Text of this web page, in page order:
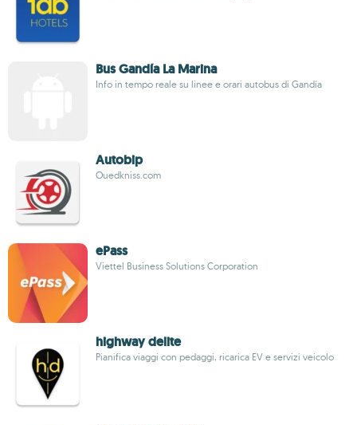
Bus Gandía La Marina
Info in tempo reale su linee e orari autobus di Gandía
Autobip
Ouedkniss.com
ePass
Viettel Business Solutions Corporation
highway delite
Pianifica viaggi con pedaggi, ricarica EV e servizi veicolo